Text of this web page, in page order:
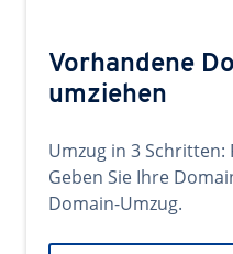
Vorhandene
umziehen
Umzug in 3 Schritten:
Geben Sie Ihre
Domain-Umzug.